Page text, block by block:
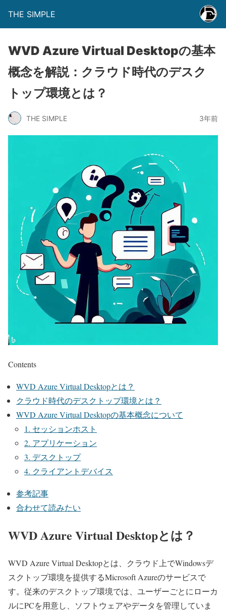
THE SIMPLE
WVD Azure Virtual Desktopの基本
概念を解説：クラウド時代のデスク
トップ環境とは？
THE SIMPLE 3年前
Contents
WVD Azure Virtual Desktopとは？
クラウド時代のデスクトップ環境とは？
WVD Azure Virtual Desktopの基本概念について
1. セッションホスト
2. アプリケーション
3. デスクトップ
4. クライアントデバイス
参考記事
合わせて読みたい
WVD Azure Virtual Desktopとは？
WVD Azure Virtual Desktopとは、クラウド上でWindowsデ
スクトップ環境を提供するMicrosoft Azureのサービスで
す。従来のデスクトップ環境では、ユーザーごとにローカ
ルにPCを用意し、ソフトウェアやデータを管理していま